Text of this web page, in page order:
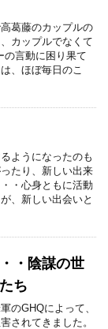
葛藤のカップルの
カップルでなくて
の言動に困り果て
、ほぼ毎日のこ
ようになったのも
たり、新しい出来
・心身ともに活動
、新しい出会いと
・陰謀の世
ち
のGHQによって、
されてきました。